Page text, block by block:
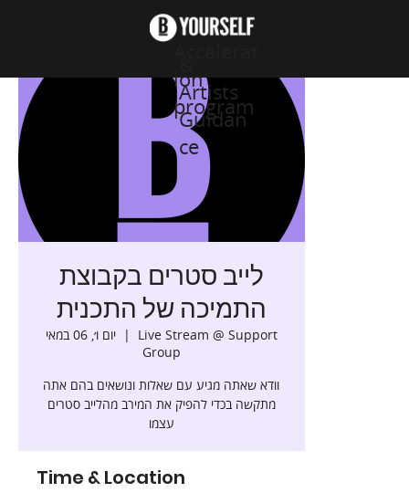
ion
program
Artists
Guidan
ce
לייב סטרים בקבוצת
התמיכה של התכנית
יום ו׳, 06 במאי
  |
Live Stream @ Support
Group
וודא שאתה מגיע עם שאלות ונושאים בהם אתה
מתקשה בכדי להפיק את המירב מהלייב סטרים
עצמו
Time & Location